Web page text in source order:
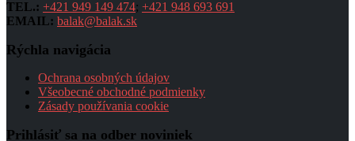
TEL.: +421 949 149 474; +421 948 693 691
EMAIL: balak@balak.sk
Rýchla navigácia
Ochrana osobných údajov
Všeobecné obchodné podmienky
Zásady používania cookie
Prihlásiť sa na odber noviniek